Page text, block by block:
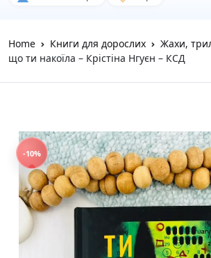
Home Книги для дорослих Жахи,
що ти накоїла – Крістіна Нгуєн – КСД
-10%